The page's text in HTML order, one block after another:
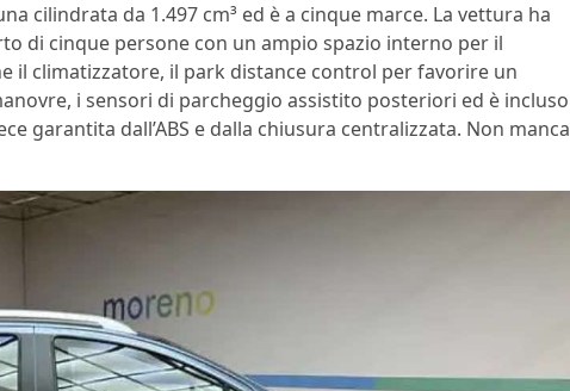
cilindrata da 1.497 cm³ ed è a cinque marce. La vettura ha
di cinque persone con un ampio spazio interno per il
il climatizzatore, il park distance control per favorire un
i sensori di parcheggio assistito posteriori ed è incluso
garantita dall’ABS e dalla chiusura centralizzata. Non manca